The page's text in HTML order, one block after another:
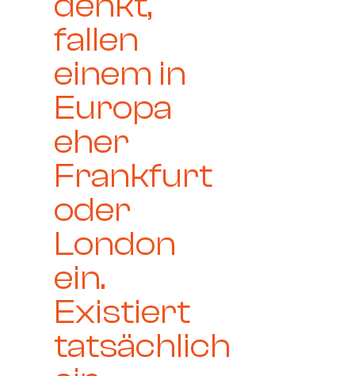
fallen
einem in
Europa
eher
Frankfurt
oder
London
ein.
Existiert
tatsächlich